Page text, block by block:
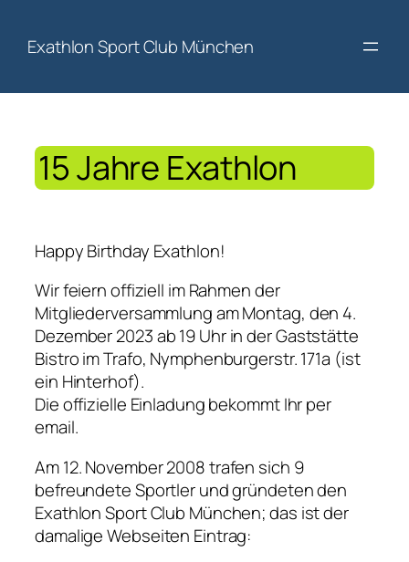
Zum
springen
Exathlon Sport Club München
15 Jahre Exathlon
Happy Birthday Exathlon!
Wir feiern offiziell im Rahmen der
Mitgliederversammlung am Montag, den 4.
Dezember 2023 ab 19 Uhr in der Gaststätte
Bistro im Trafo, Nymphenburgerstr. 171a (ist
ein Hinterhof).
Die offizielle Einladung bekommt Ihr per
email.
Am 12. November 2008 trafen sich 9
befreundete Sportler und gründeten den
Exathlon Sport Club München; das ist der
damalige Webseiten Eintrag: